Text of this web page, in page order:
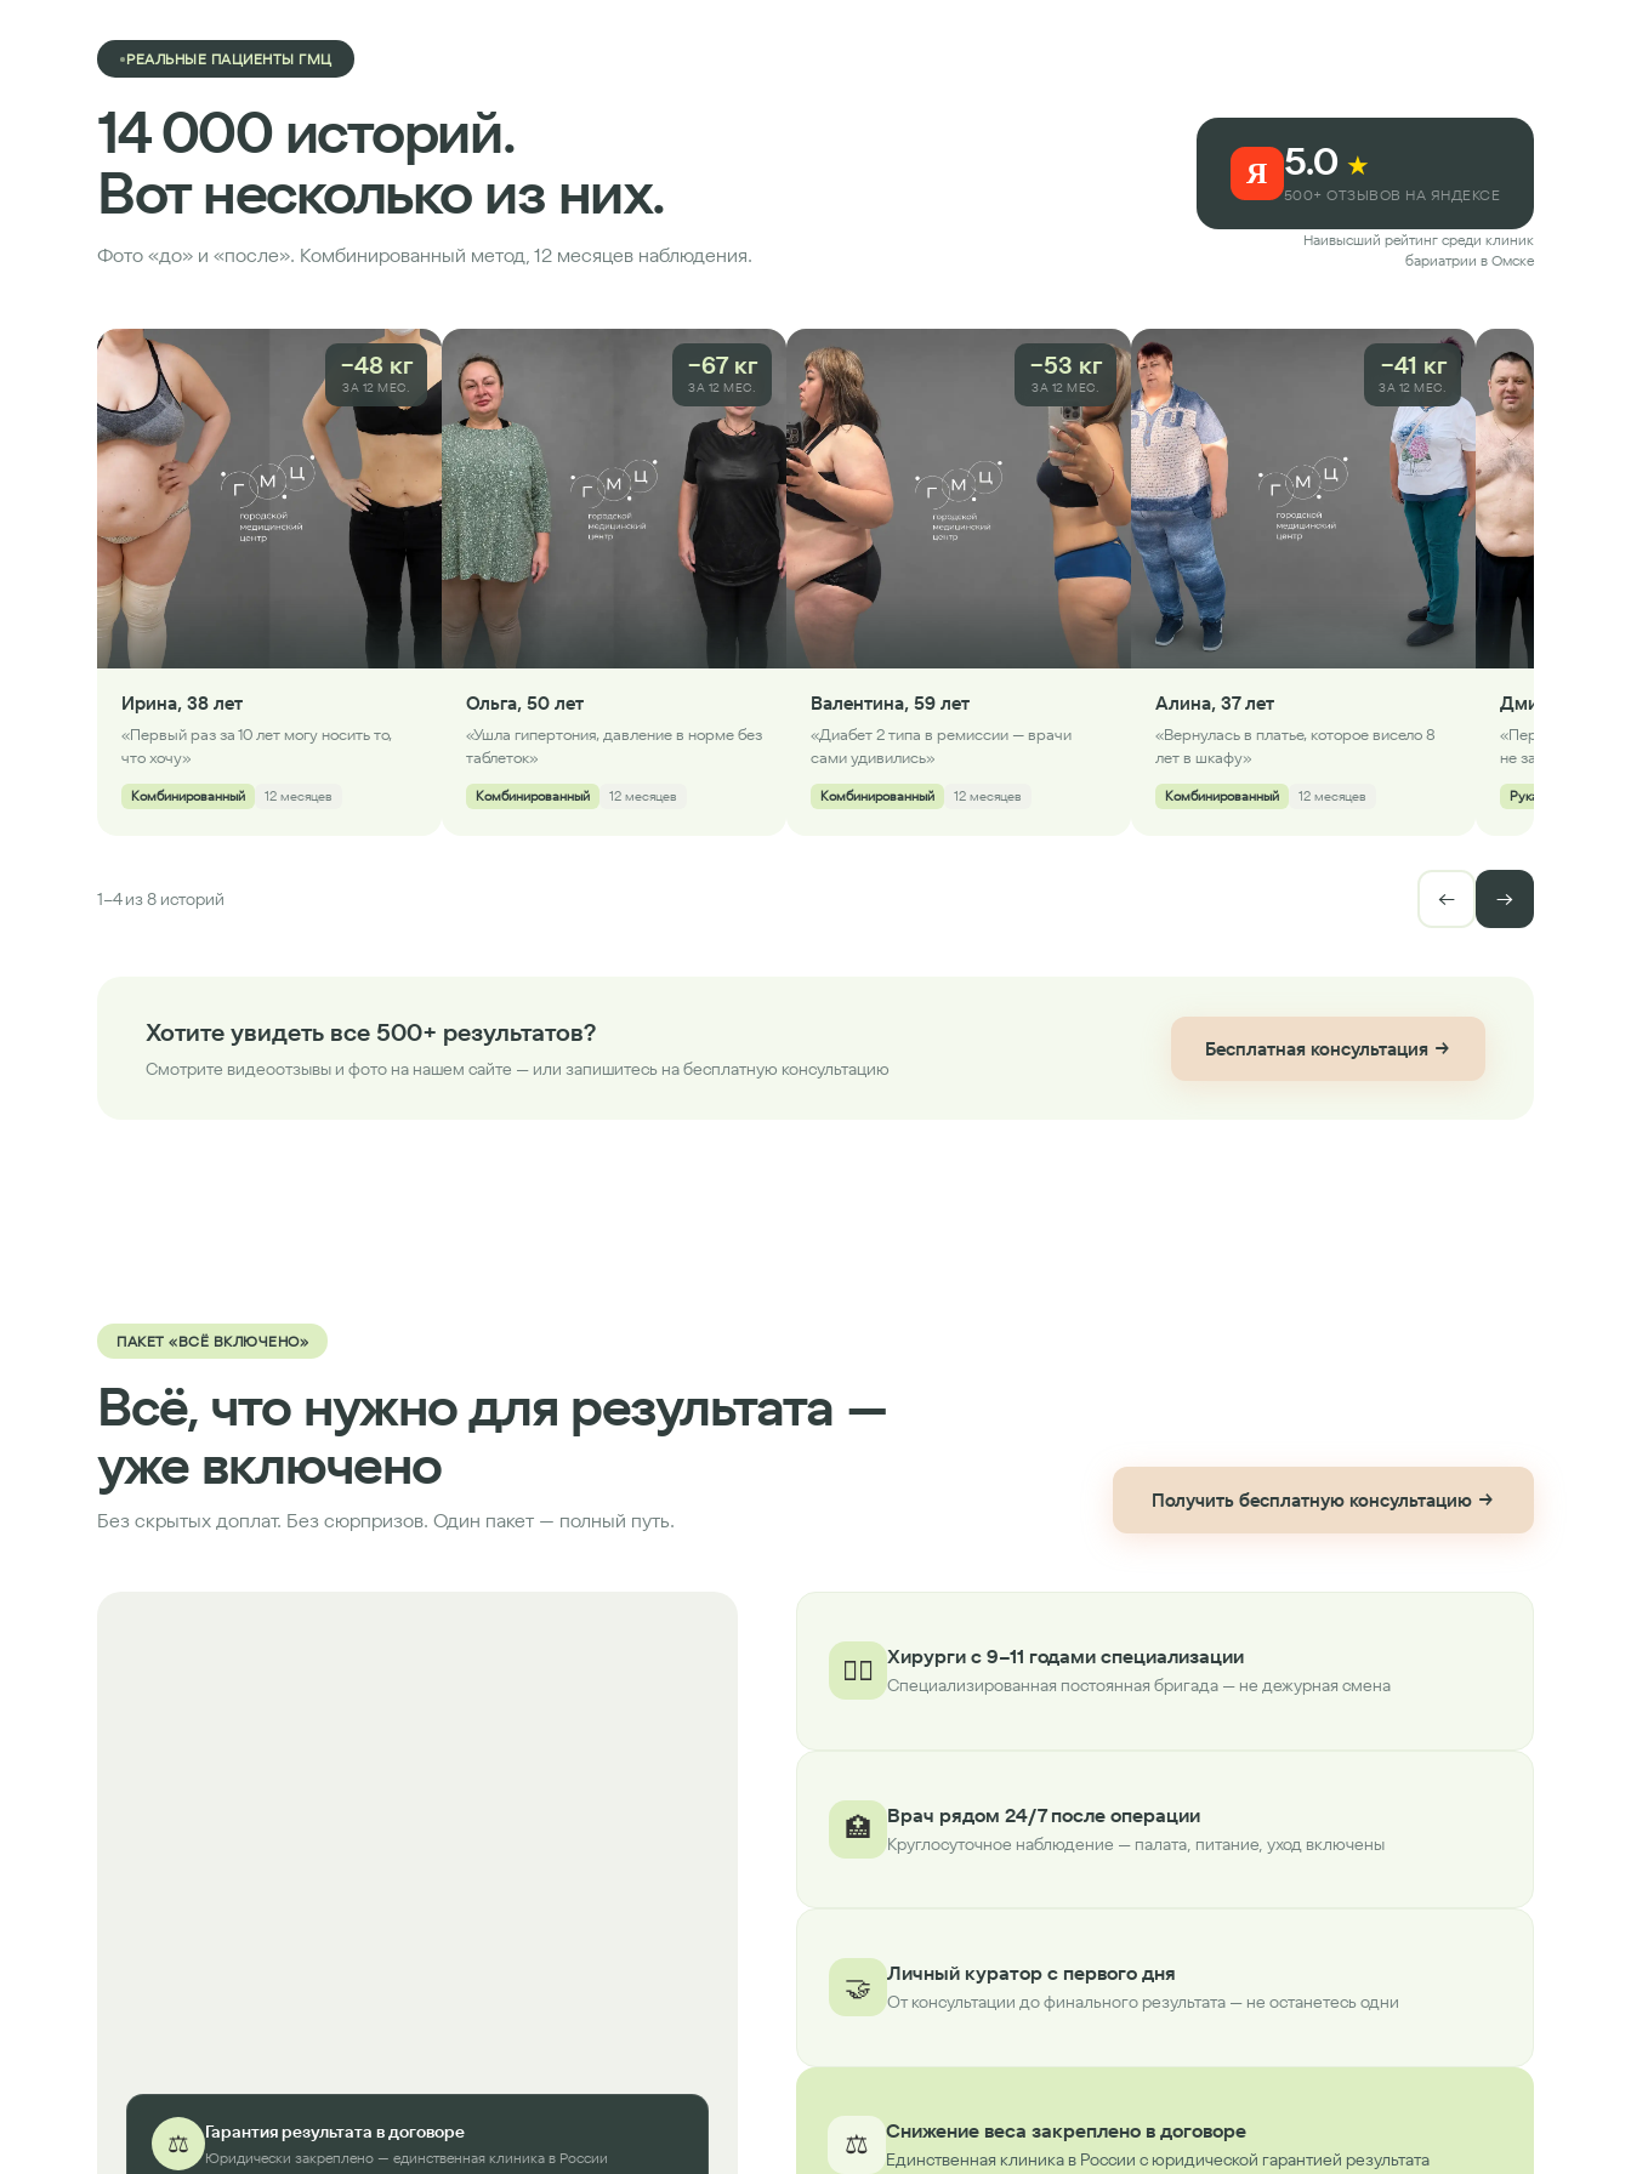
РЕАЛЬНЫЕ ПАЦИЕНТЫ ГМЦ
14 000 историй.
Вот несколько из них.
Фото «до» и «после». Комбинированный метод, 12 месяцев наблюдения.
Я 5.0 ★
500+ ОТЗЫВОВ НА ЯНДЕКСЕ
Наивысший рейтинг среди клиник
бариатрии в Омске
−48 кг
ЗА 12 МЕС.
Ирина, 38 лет
«Первый раз за 10 лет могу носить то,
что хочу»
Комбинированный 12 месяцев
−67 кг
ЗА 12 МЕС.
Ольга, 50 лет
«Ушла гипертония, давление в норме без
таблеток»
Комбинированный 12 месяцев
−53 кг
ЗА 12 МЕС.
Валентина, 59 лет
«Диабет 2 типа в ремиссии — врачи
сами удивились»
Комбинированный 12 месяцев
−41 кг
ЗА 12 МЕС.
Алина, 37 лет
«Вернулась в платье, которое висело 8
лет в шкафу»
Комбинированный 12 месяцев
Дмитрий, 45
«Первый раз в
не запыхался»
Рукавная резекция
1–4из 8 историй ← →
Хотите увидеть все 500+ результатов?
Смотрите видеоотзывы и фото на нашем сайте — или запишитесь на бесплатную консультацию
Бесплатная консультация →
ПАКЕТ «ВСЁ ВКЛЮЧЕНО»
Всё, что нужно для результата —
уже включено
Без скрытых доплат. Без сюрпризов. Один пакет — полный путь.
Получить бесплатную консультацию →
⚖️ Гарантия результата в договоре
Юридически закреплено — единственная клиника в России
👨‍⚕️ Хирурги с 9–11 годами специализации
Специализированная постоянная бригада — не дежурная смена
🏥 Врач рядом 24/7 после операции
Круглосуточное наблюдение — палата, питание, уход включены
🤝 Личный куратор с первого дня
От консультации до финального результата — не останетесь одни
⚖️ Снижение веса закреплено в договоре
Единственная клиника в России с юридической гарантией результата